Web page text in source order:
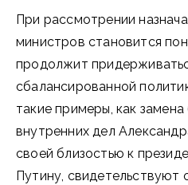
При рассмотрении
министров становится
продолжит
сбалансированной
такие примеры, как
внутренних дел
своей близостью к
Путину,